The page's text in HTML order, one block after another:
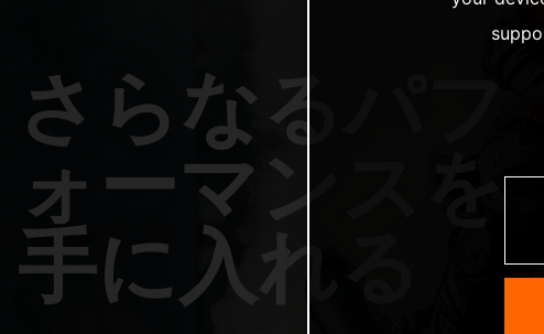
さらなるパフ
ォーマンスを
手に入れる